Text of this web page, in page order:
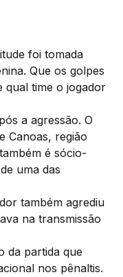
foi tomada
Que os golpes
qual time o jogador
a agressão. O
Canoas, região
é sócio-
uma das
também agrediu
na transmissão
da partida que
nos pênaltis.